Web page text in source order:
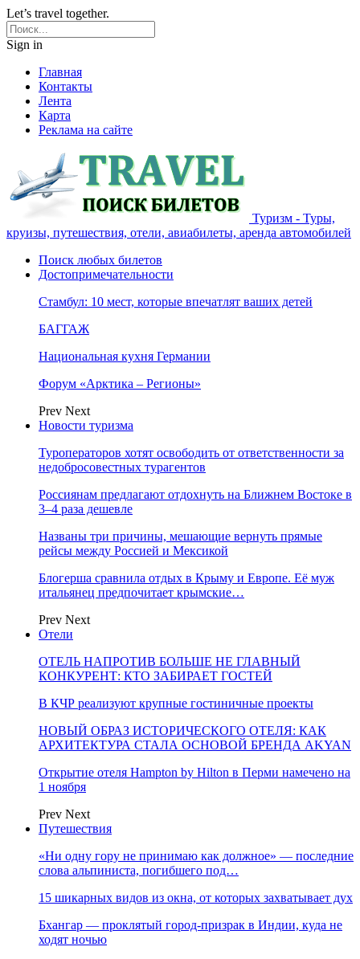
Let’s travel together.
Sign in
Главная
Контакты
Лента
Карта
Реклама на сайте
Туризм - Туры,
круизы, путешествия, отели, авиабилеты, аренда автомобилей
Поиск любых билетов
Достопримечательности
Стамбул: 10 мест, которые впечатлят ваших детей
БАГГАЖ
Национальная кухня Германии
Форум «Арктика – Регионы»
Prev Next
Новости туризма
Туроператоров хотят освободить от ответственности за
недобросовестных турагентов
Россиянам предлагают отдохнуть на Ближнем Востоке в
3–4 раза дешевле
Названы три причины, мешающие вернуть прямые
рейсы между Россией и Мексикой
Блогерша сравнила отдых в Крыму и Европе. Её муж
итальянец предпочитает крымские…
Prev Next
Отели
ОТЕЛЬ НАПРОТИВ БОЛЬШЕ НЕ ГЛАВНЫЙ
КОНКУРЕНТ: КТО ЗАБИРАЕТ ГОСТЕЙ
В КЧР реализуют крупные гостиничные проекты
НОВЫЙ ОБРАЗ ИСТОРИЧЕСКОГО ОТЕЛЯ: КАК
АРХИТЕКТУРА СТАЛА ОСНОВОЙ БРЕНДА AKYAN
Открытие отеля Hampton by Hilton в Перми намечено на
1 ноября
Prev Next
Путешествия
«Ни одну гору не принимаю как должное» — последние
слова альпиниста, погибшего под…
15 шикарных видов из окна, от которых захватывает дух
Бхангар — проклятый город-призрак в Индии, куда не
ходят ночью